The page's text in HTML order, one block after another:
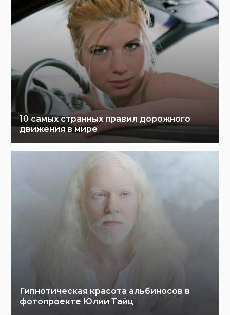
10 самых странных правил дорожного
движения в мире
Гипнотическая красота альбиносов в
фотопроекте Юлии Тайц